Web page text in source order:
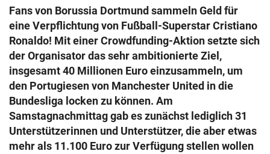
search
eingeben
© Krone Multimedia GmbH & Co KG 2026
Muthgasse 2, 1190 Wien
Fans von Borussia Dortmund sammeln Geld für
eine Verpflichtung von Fußball-Superstar Cristiano
Ronaldo! Mit einer Crowdfunding-Aktion setzte sich
der Organisator das sehr ambitionierte Ziel,
insgesamt 40 Millionen Euro einzusammeln, um
den Portugiesen von Manchester United in die
Bundesliga locken zu können. Am
Samstagnachmittag gab es zunächst lediglich 31
Unterstützerinnen und Unterstützer, die aber etwas
mehr als 11.100 Euro zur Verfügung stellen wollen